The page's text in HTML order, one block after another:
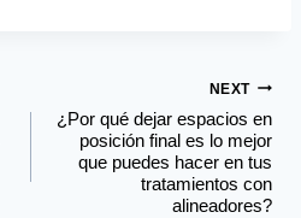
NEXT
¿Por qué dejar espacios en
posición final es lo mejor
que puedes hacer en tus
tratamientos con
alineadores?